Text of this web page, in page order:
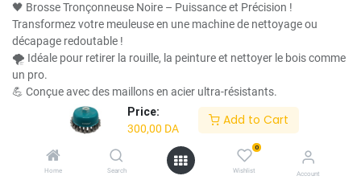
Price:
300,00 DA
Add to Cart
Home Search
0
Wishlist Account
🖤 Brosse Tronçonneuse Noire – Puissance et Précision !
Transformez votre meuleuse en une machine de nettoyage ou
décapage redoutable !
🌪️ Idéale pour retirer la rouille, la peinture et nettoyer le bois comme
un pro.
💪 Conçue avec des maillons en acier ultra-résistants.
✅ Compatible avec la plupart des meuleuses standard.
🎯 Parfaite pour les bricoleurs exigeants !
300,00
How would you rate your experience?
Select
an
option
Not satisfied at all Very satisfied
Next